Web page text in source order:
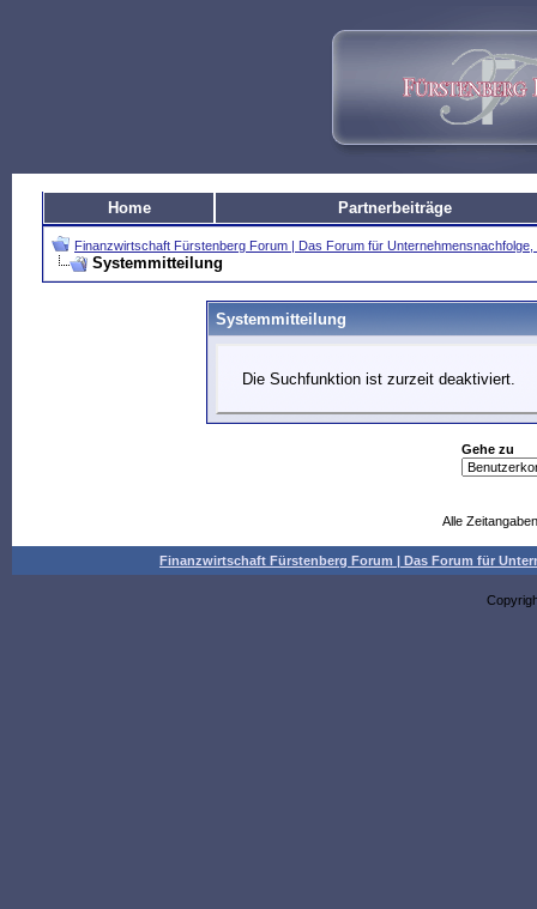
Home Partnerbeiträge
Finanzwirtschaft Fürstenberg Forum | Das Forum für
Systemmitteilung
Systemmitteilung
Die Suchfunktion ist zurzeit deaktiviert.
Gehe zu
Alle
Finanzwirtschaft Fürstenberg Forum | Das Forum für